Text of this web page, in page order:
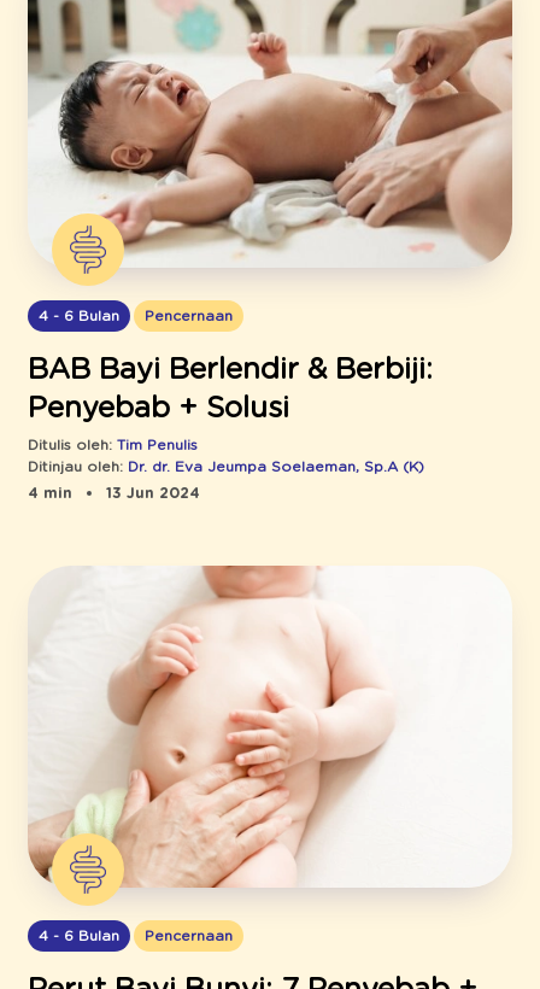
4 - 6 Bulan Pencernaan
BAB Bayi Berlendir & Berbiji:
Penyebab + Solusi
Ditulis oleh: Tim Penulis
Ditinjau oleh: Dr. dr. Eva Jeumpa Soelaeman, Sp.A (K)
4 min
13 Jun 2024
4 - 6 Bulan Pencernaan